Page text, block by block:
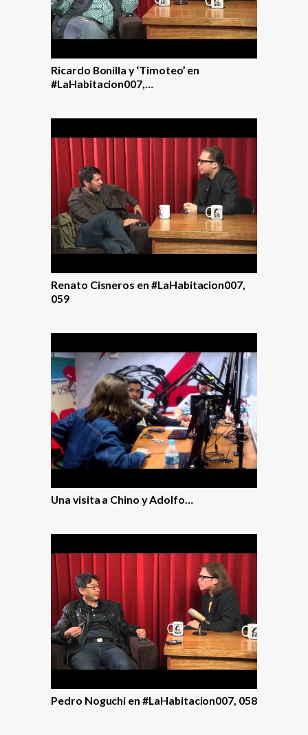
Ricardo Bonilla y ‘Timoteo’ en
#LaHabitacion007,…
Renato Cisneros en #LaHabitacion007,
059
Una visita a Chino y Adolfo…
Pedro Noguchi en #LaHabitacion007, 058